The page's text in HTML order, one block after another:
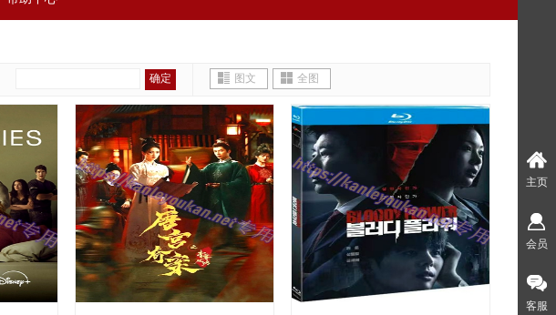
确定 图文 全图
主页
会员
客服